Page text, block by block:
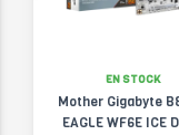
EN STOCK
Mother Gigabyte
EAGLE WF6E ICE